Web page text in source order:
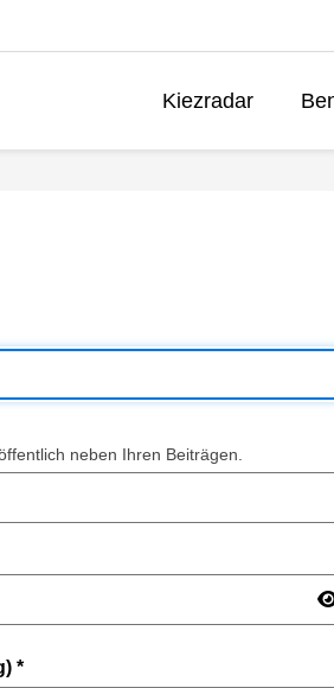
Kiezradar
neben Ihren Beiträgen.
*